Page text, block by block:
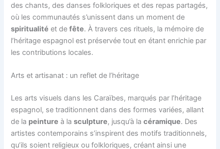
des chants, des danses folkloriques et des repas partagés,
où les communautés s’unissent dans un moment de
spiritualité et defête. À travers ces rituels, la mémoire de
l’héritage espagnol est préservée tout en étant enrichie par
les contributions locales.
Arts et artisanat : un reflet de l’héritage
Les arts visuels dans les Caraïbes, marqués par l’héritage
espagnol, se traditionnent dans des formes variées, allant
de la peinture à lasculpture, jusqu’à lacéramique. Des
artistes contemporains s’inspirent des motifs traditionnels,
qu’ils soient religieux ou folkloriques, créant ainsi une